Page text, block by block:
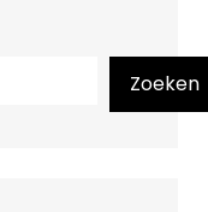
Zoeken